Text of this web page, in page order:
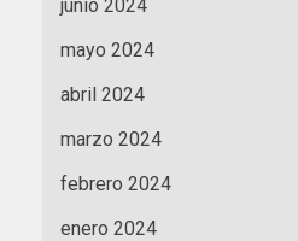
junio 2024
mayo 2024
abril 2024
marzo 2024
febrero 2024
enero 2024